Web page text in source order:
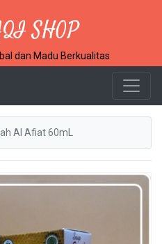
SHOP
dan Madu Berkualitas
Al Afiat 60mL